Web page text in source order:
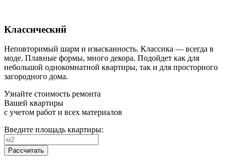
Классический
Неповторимый шарм и изысканность. Классика — всегда в
моде. Плавные формы, много декора. Подойдет как для
небольшой однокомнатной квартиры, так и для просторного
загородного дома.
Узнайте стоимость ремонта
Вашей квартиры
с учетом работ и всех материалов
Введите площадь квартиры:
Рассчитать